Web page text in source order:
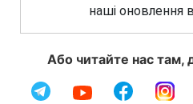
наші оновлення
Або читайте нас там,